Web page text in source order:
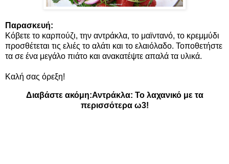
Παρασκευή:
Κόβετε το καρπούζι, την αντράκλα, το μαϊντανό, το κρεμμύδι
προσθέτεται τις ελιές το αλάτι και το ελαιόλαδο. Τοποθετήστε
τα σε ένα μεγάλο πιάτο και ανακατέψτε απαλά τα υλικά.
Καλή σας όρεξη!
Διαβάστε ακόμη:Αντράκλα: Το λαχανικό με τα
περισσότερα ω3!